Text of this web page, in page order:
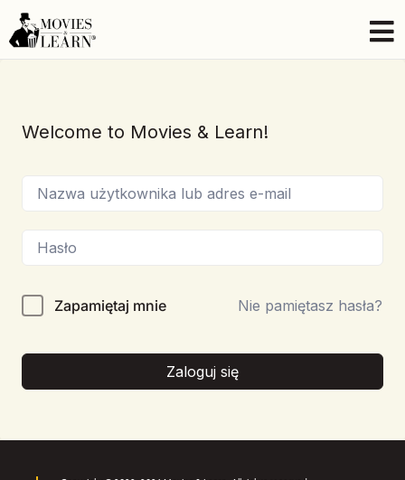
Welcome to Movies & Learn!
Zapamiętaj mnie Nie pamiętasz hasła?
Zaloguj się